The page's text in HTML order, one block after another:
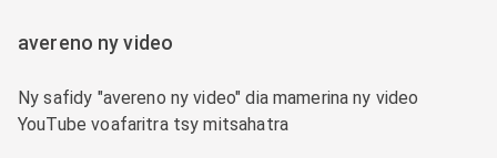
avereno ny video
Ny safidy "avereno ny video" dia mamerina ny video
YouTube voafaritra tsy mitsahatra